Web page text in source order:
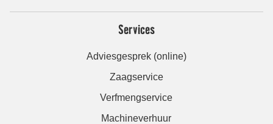
Services
Adviesgesprek (online)
Zaagservice
Verfmengservice
Machineverhuur